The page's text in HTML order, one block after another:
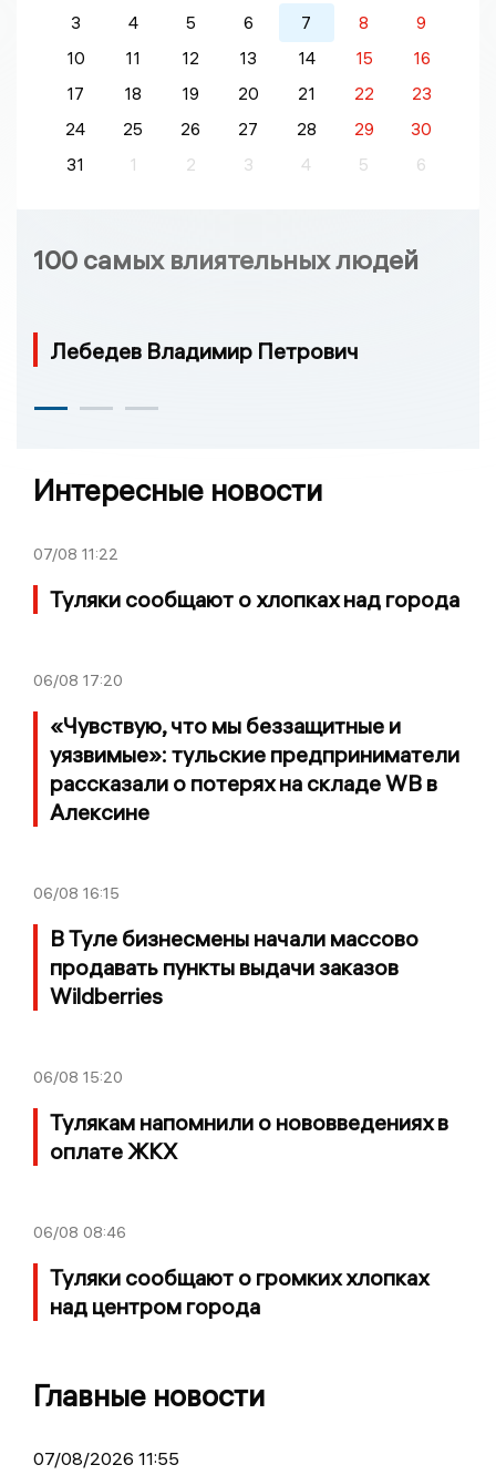
3
4 5 6 7 8
9
10
11 12 13 14 15
16
17
18 19 20 21 22
23
24
25 26 27 28 29
30
31
1 2 3 4 5 6
100 самых влиятельных людей
Лебедев Владимир Петрович
Интересные новости
07/08 11:22
Туляки сообщают о хлопках над города
06/08 17:20
«Чувствую, что мы беззащитные и
уязвимые»: тульские предприниматели
рассказали о потерях на складе WB в
Алексине
06/08 16:15
В Туле бизнесмены начали массово
продавать пункты выдачи заказов
Wildberries
06/08 15:20
Тулякам напомнили о нововведениях в
оплате ЖКХ
06/08 08:46
Туляки сообщают о громких хлопках
над центром города
Главные новости
07/08/2026 11:55